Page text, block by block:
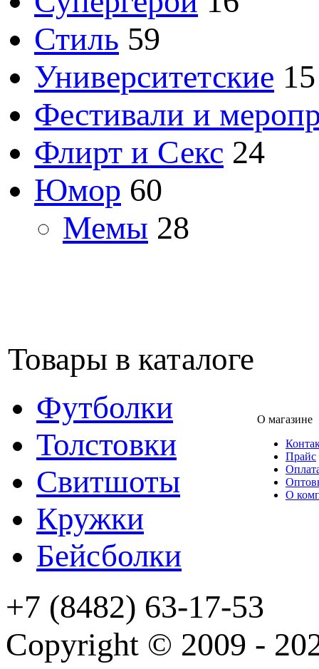
Стиль 59
Университетские 15
Фестивали и
Флирт и Секс 24
Юмор 60
Мемы 28
Товары в каталоге
Футболки
Толстовки
Свитшоты
Кружки
Бейсболки
О магазине
Прайс
О
+7 (8482) 63-17-53
Copyright © 2009 -